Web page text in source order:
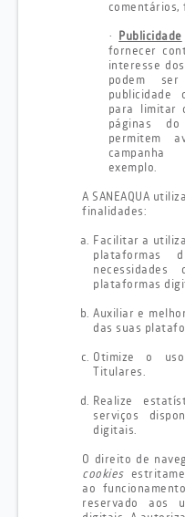
· Publicidade
fornecer
interesse
podem
publicidade
para limitar
páginas do
permitem
exemplo.
A SANEAQUA utiliza
finalidades:
Facilitar a
plataformas
plataformas
Auxiliar e
das suas
Otimize o
Titulares.
Realize
serviços
digitais.
O direito de
cookies
ao
reservado aos